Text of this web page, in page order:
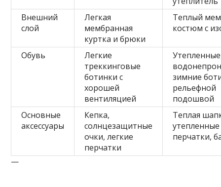
Внешний
слой
Легкая
мембранная
куртка и брюки
Теплый
костюм с
Обувь
Легкие
треккинговые
ботинки с
хорошей
вентиляцией
зимние
рельефной
подошвой
Основные
аксессуары
Кепка,
солнцезащитные
очки, легкие
перчатки
Теплая
утепленные
перчатки,
—